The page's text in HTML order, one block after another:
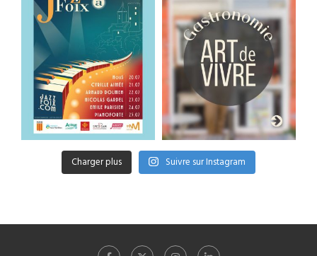
Charger plus Suivre sur Instagram